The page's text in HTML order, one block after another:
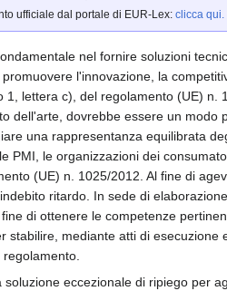
ufficiale dal portale di EUR-Lex: clicca qui.
nel fornire soluzioni
l'innovazione, la
lettera c), del regolamento (UE)
dell'arte, dovrebbe essere un
una rappresentanza equilibrata
PMI, le organizzazioni dei
(UE) n. 1025/2012. Al fine di
ritardo. In sede di
di ottenere le competenze
stabilire, mediante atti di
eccezionale di ripiego per